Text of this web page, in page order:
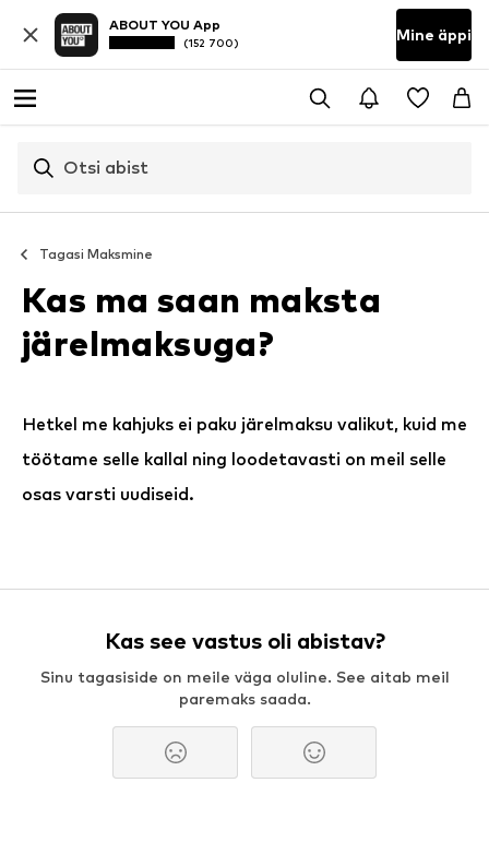
ABOUT YOU App
(152 700) Mine äppi
Otsi abist
Tagasi Maksmine
Kas ma saan maksta
järelmaksuga?
Hetkel me kahjuks ei paku järelmaksu valikut, kuid me
töötame selle kallal ning loodetavasti on meil selle
osas varsti uudiseid.
Kas see vastus oli abistav?
Sinu tagasiside on meile väga oluline. See aitab meil
paremaks saada.